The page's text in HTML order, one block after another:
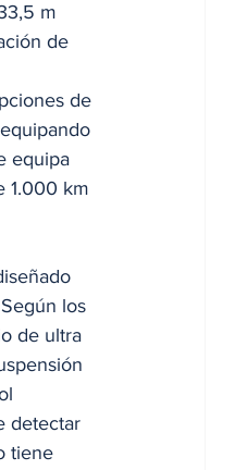
m
de
de
equipa
1.000 km
los
de ultra
detectar
tiene